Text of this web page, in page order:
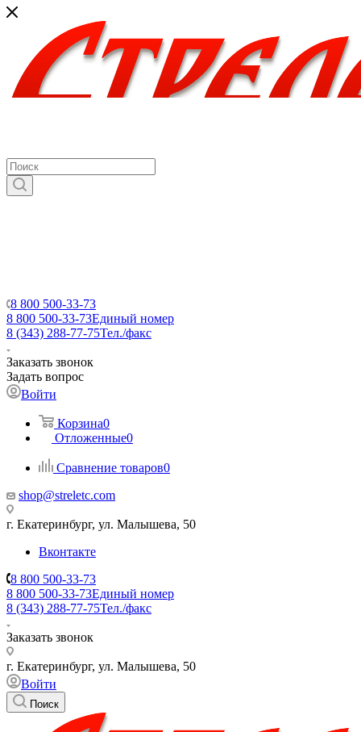
8 800 500-33-73
8 800 500-33-73Единый номер
8 (343) 288-77-75Тел./факс
Заказать звонок
Задать вопрос
Войти
Корзина0
Отложенные0
Сравнение товаров0
shop@streletc.com
г. Екатеринбург, ул. Малышева, 50
Вконтакте
8 800 500-33-73
8 800 500-33-73Единый номер
8 (343) 288-77-75Тел./факс
Заказать звонок
г. Екатеринбург, ул. Малышева, 50
Войти
Поиск